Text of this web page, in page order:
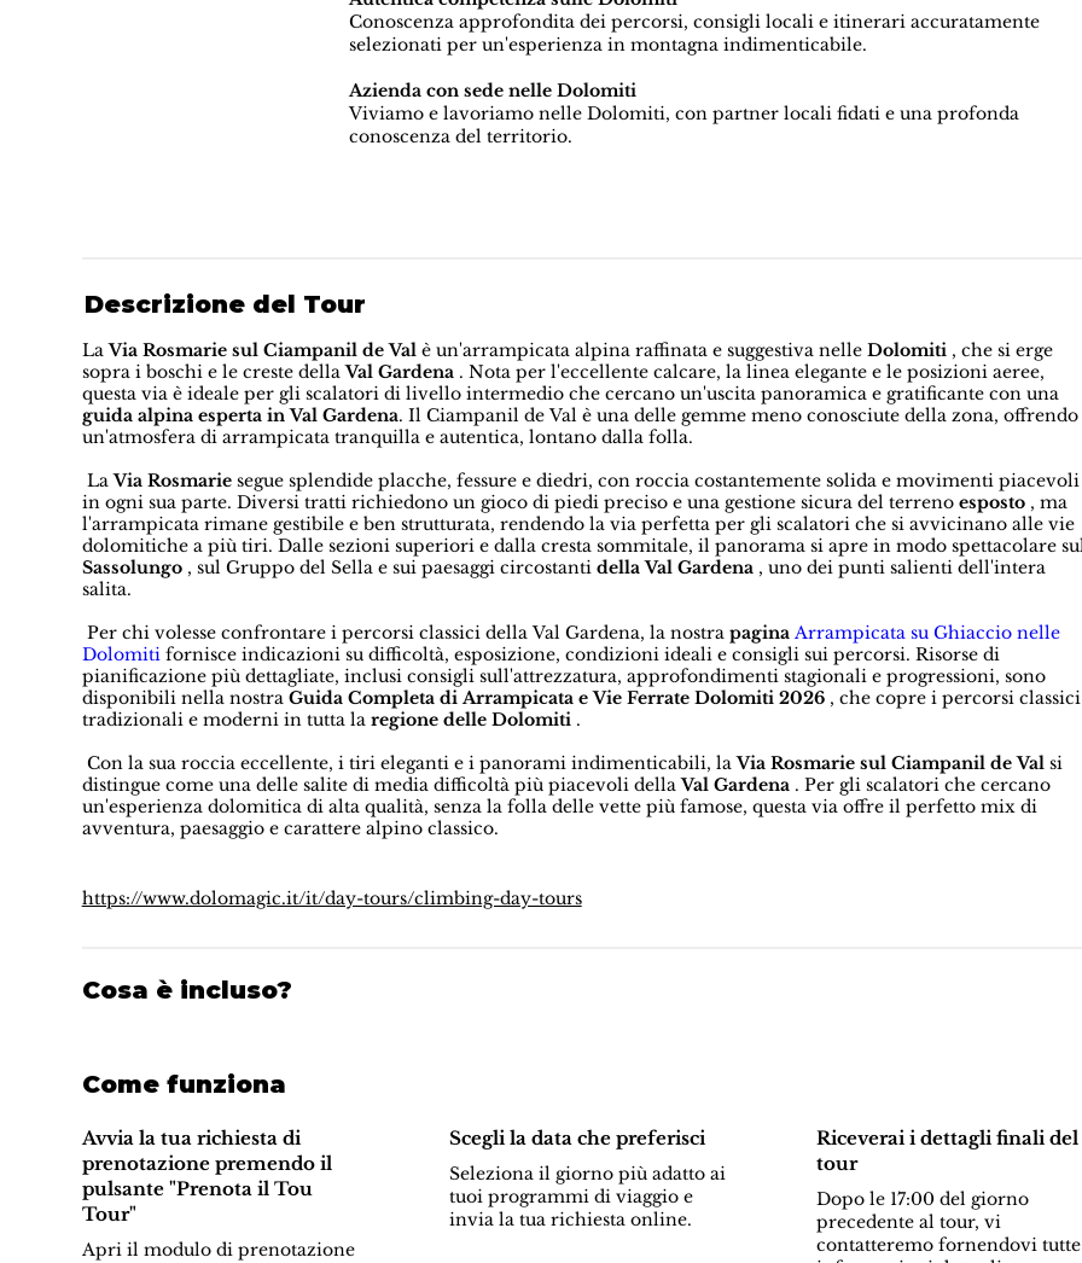
Conoscenza approfondita dei percorsi, consigli locali e itinerari accuratamente
selezionati per un'esperienza in montagna indimenticabile.
Azienda con sede nelle Dolomiti
Viviamo e lavoriamo nelle Dolomiti, con partner locali fidati e una profonda
conoscenza del territorio.
Descrizione del Tour
LaVia Rosmarie sul Ciampanil de Val è un'arrampicata alpina raffinata e suggestiva nelleDolomiti , che si erge
sopra i boschi e le creste dellaVal Gardena . Nota per l'eccellente calcare, la linea elegante e le posizioni aeree,
questa via è ideale per gli scalatori di livello intermedio che cercano un'uscita panoramica e gratificante con una
guida alpina esperta in Val Gardena. Il Ciampanil de Val è una delle gemme meno conosciute della zona, offrendo
un'atmosfera di arrampicata tranquilla e autentica, lontano dalla folla.
LaVia Rosmarie segue splendide placche, fessure e diedri, con roccia costantemente solida e movimenti piacevoli
in ogni sua parte. Diversi tratti richiedono un gioco di piedi preciso e una gestione sicura del terrenoesposto , ma
l'arrampicata rimane gestibile e ben strutturata, rendendo la via perfetta per gli scalatori che si avvicinano alle vie
dolomitiche a più tiri. Dalle sezioni superiori e dalla cresta sommitale, il panorama si apre in modo spettacolare sul
Sassolungo , sul Gruppo del Sella e sui paesaggi circostantidella Val Gardena , uno dei punti salienti dell'intera
salita.
Per chi volesse confrontare i percorsi classici della Val Gardena, la nostrapagina Arrampicata su Ghiaccio nelle
Dolomiti fornisce indicazioni su difficoltà, esposizione, condizioni ideali e consigli sui percorsi. Risorse di
pianificazione più dettagliate, inclusi consigli sull'attrezzatura, approfondimenti stagionali e progressioni, sono
disponibili nella nostraGuida Completa di Arrampicata e Vie Ferrate Dolomiti 2026 , che copre i percorsi classici
tradizionali e moderni in tutta laregione delle Dolomiti .
Con la sua roccia eccellente, i tiri eleganti e i panorami indimenticabili, laVia Rosmarie sul Ciampanil de Val si
distingue come una delle salite di media difficoltà più piacevoli dellaVal Gardena . Per gli scalatori che cercano
un'esperienza dolomitica di alta qualità, senza la folla delle vette più famose, questa via offre il perfetto mix di
avventura, paesaggio e carattere alpino classico.
https://www.dolomagic.it/it/day-tours/climbing-day-tours
Cosa è incluso?
Come funziona
Avvia la tua richiesta di
prenotazione premendo il
pulsante "Prenota il Tou
Tour"
Apri il modulo di prenotazione
Scegli la data che preferisci
Seleziona il giorno più adatto ai
tuoi programmi di viaggio e
invia la tua richiesta online.
Riceverai i dettagli finali del
tour
Dopo le 17:00 del giorno
precedente al tour, vi
contatteremo fornendovi